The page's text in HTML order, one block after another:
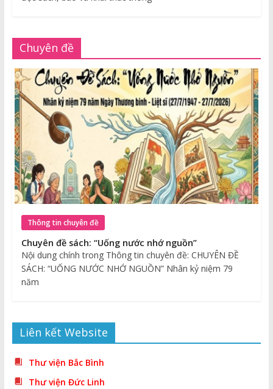
Chuyên đề
Thông tin chuyên đề
Chuyên đề sách: “Uống nước nhớ nguồn”
Nội dung chính trong Thông tin chuyên đề: CHUYÊN ĐỀ
SÁCH: “UỐNG NƯỚC NHỚ NGUỒN” Nhân kỷ niệm 79
năm
Liên kết Website
Thư viện Bắc Bình
Thư viện Đức Linh